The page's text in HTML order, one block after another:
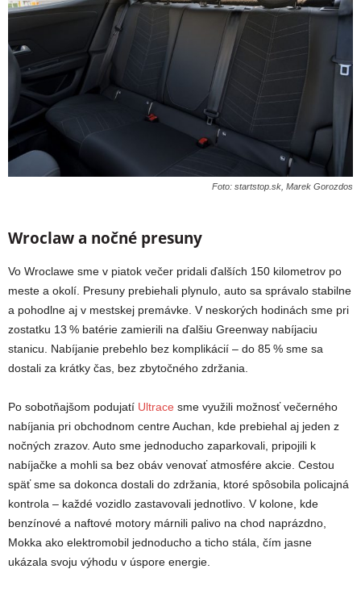
Foto: startstop.sk, Marek Gorozdos
Wroclaw a nočné presuny
Vo Wroclawe sme v piatok večer pridali ďalších 150 kilometrov po
meste a okolí. Presuny prebiehali plynulo, auto sa správalo stabilne
a pohodlne aj v mestskej premávke. V neskorých hodinách sme pri
zostatku 13 % batérie zamierili na ďalšiu Greenway nabíjaciu
stanicu. Nabíjanie prebehlo bez komplikácií – do 85 % sme sa
dostali za krátky čas, bez zbytočného zdržania.
Po sobotňajšom podujatí Ultrace sme využili možnosť večerného
nabíjania pri obchodnom centre Auchan, kde prebiehal aj jeden z
nočných zrazov. Auto sme jednoducho zaparkovali, pripojili k
nabíjačke a mohli sa bez obáv venovať atmosfére akcie. Cestou
späť sme sa dokonca dostali do zdržania, ktoré spôsobila policajná
kontrola – každé vozidlo zastavovali jednotlivo. V kolone, kde
benzínové a naftové motory márnili palivo na chod naprázdno,
Mokka ako elektromobil jednoducho a ticho stála, čím jasne
ukázala svoju výhodu v úspore energie.